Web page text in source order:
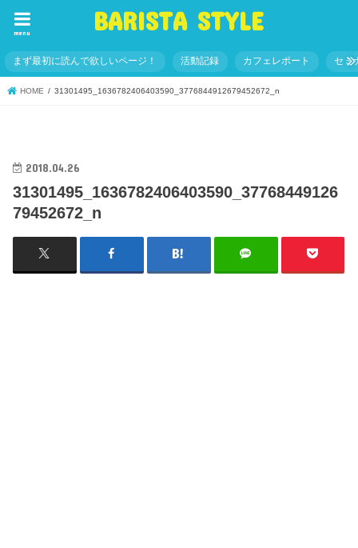
BARISTA STYLE
menu
まず最初に読んで欲しいページ！ 活動記録 カフェレポート セミ
HOME 31301495_1636782406403590_3776844912679452672_n
2018.04.26
31301495_1636782406403590_37768449126
79452672_n